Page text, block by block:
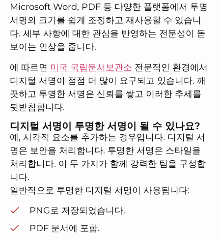
Microsoft Word, PDF 등 다양한 플랫폼에서 투명
서명의 크기를 쉽게 조정하고 재사용할 수 있습니
다. 세부 사항에 대한 관심을 반영하는 전문성이 돋
보이는 인상을 줍니다.
에 따르면 미국 국립문서보관소 전문적인 환경에서
디지털 서명이 점점 더 많이 요구되고 있습니다. 깨
끗하고 투명한 서명은 신뢰를 쌓고 이러한 추세를
뒷받침합니다.
디지털 서명이 투명한 서명이 될 수 있나요?
예, 시각적 요소를 추가하는 경우입니다. 디지털 서
명은 보안을 처리합니다. 투명한 서명은 스타일을
처리합니다. 이 두 가지가 함께 강력한 팀을 구성합
니다.
일반적으로 투명한 디지털 서명이 사용됩니다:
PNG로 저장되었습니다.
PDF 문서에 포함.